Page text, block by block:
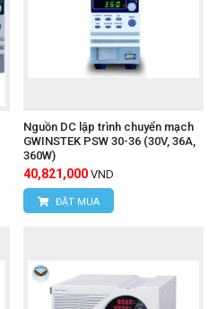
Nguồn DC lập trình chuyển mạch
GWINSTEK PSW 30-36 (30V, 36A,
360W)
40,821,000 VND
ĐẶT MUA